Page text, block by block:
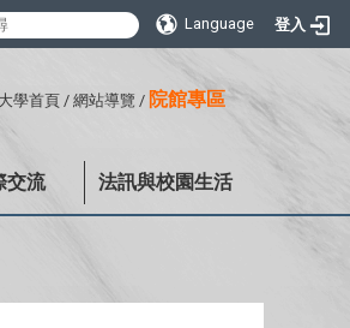
Language 登入
學首頁 / 網站導覽 / 院館專區
交流 法訊與校園生活